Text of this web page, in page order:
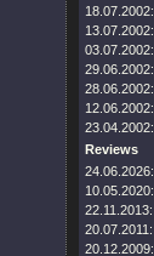
18.07.2002:
13.07.2002:
03.07.2002:
29.06.2002:
28.06.2002:
12.06.2002:
23.04.2002:
Reviews
24.06.2026:
10.05.2020:
22.11.2013:
20.07.2011:
20.12.2009: